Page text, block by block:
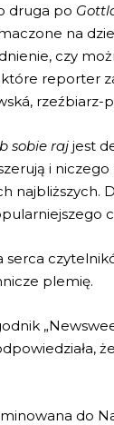
druga po
na
czy
reporter
rzeźbiarz-
sobie raj jest
i
najbliższych.
serca
plemię.
do